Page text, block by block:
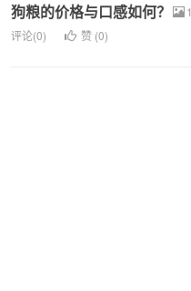
狗粮的价格与口感如何？
1
评论(0)
赞 (0)